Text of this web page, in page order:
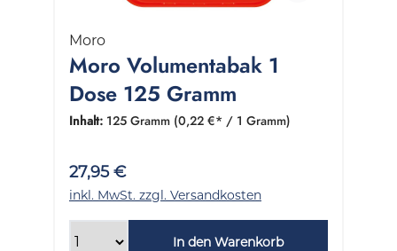
Moro
Moro Volumentabak 1
Dose 125 Gramm
Inhalt: 125 Gramm (0,22 €* / 1 Gramm)
27,95 €
inkl. MwSt. zzgl. Versandkosten
In den Warenkorb